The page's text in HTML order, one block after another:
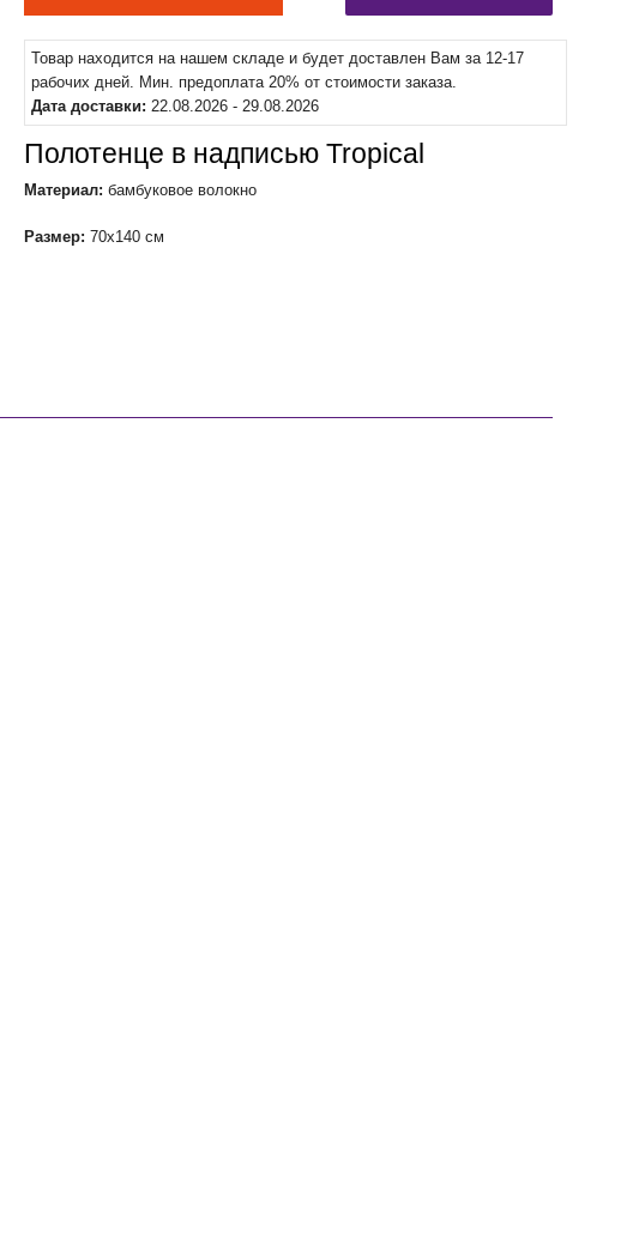
Товар находится на нашем складе и будет доставлен Вам за 12-17
рабочих дней. Мин. предоплата 20% от стоимости заказа.
Дата доставки: 22.08.2026 - 29.08.2026
Полотенце в надписью Tropical
Материал: бамбуковое волокно
Размер: 70x140 см